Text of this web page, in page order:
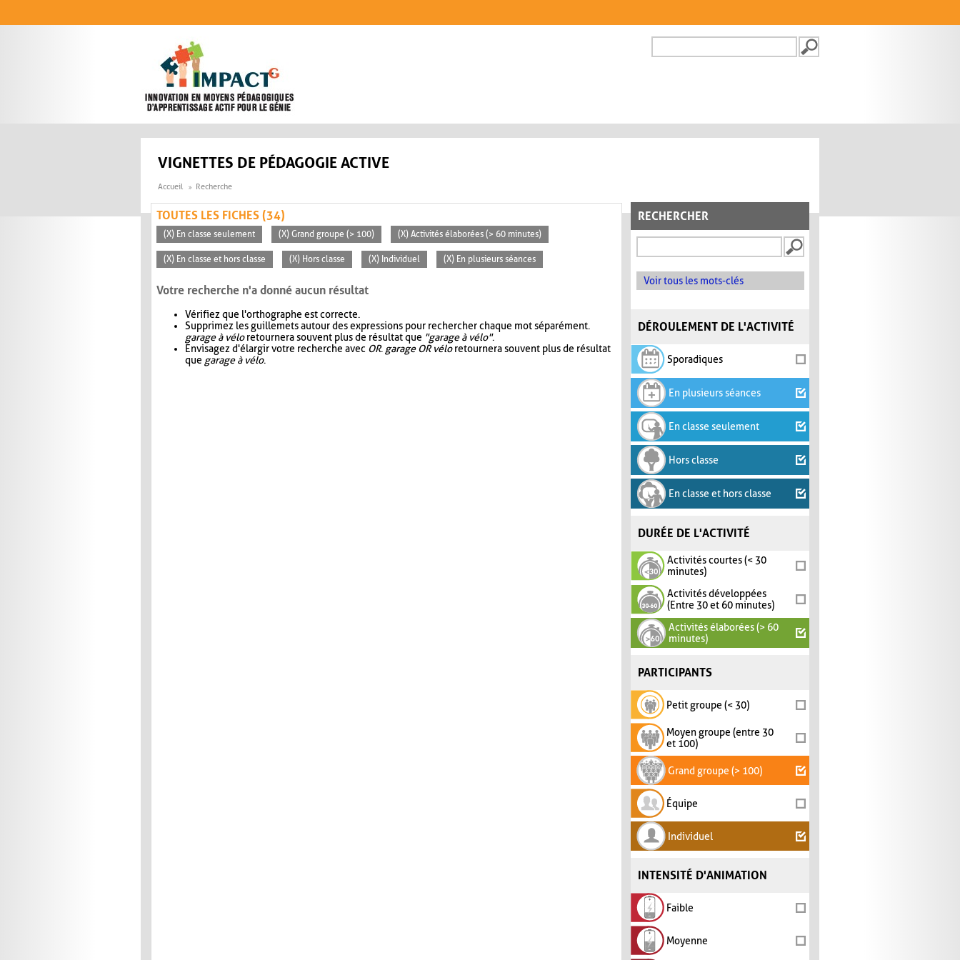
FORMULAIRE DE
VIGNETTES DE PÉDAGOGIE ACTIVE
Accueil Recherche
RECHERCHER
Voir tous les mots-clés
DÉROULEMENT DE L'ACTIVITÉ
Sporadiques
En plusieurs séances
En classe seulement
Hors classe
En classe et hors classe
DURÉE DE L'ACTIVITÉ
Activités courtes (< 30
minutes)
Activités développées
(Entre 30 et 60 minutes)
Activités élaborées (> 60
minutes)
PARTICIPANTS
Petit groupe (< 30)
Moyen groupe (entre 30
et 100)
Grand groupe (> 100)
Équipe
Individuel
INTENSITÉ D'ANIMATION
Faible
Moyenne
TOUTES LES FICHES (34)
(X) En classe seulement (X) Grand groupe (> 100) (X) Activités élaborées (> 60 minutes)
(X) En classe et hors classe (X) Hors classe (X) Individuel (X) En plusieurs séances
Votre recherche n'a donné aucun résultat
Vérifiez que l'orthographe est correcte.
Supprimez les guillemets autour des expressions pour rechercher chaque mot séparément.
garage à véloretournera souvent plus de résultat que "garage à vélo".
Envisagez d'élargir votre recherche avec OR. garage OR véloretournera souvent plus de résultat
que garage à vélo.